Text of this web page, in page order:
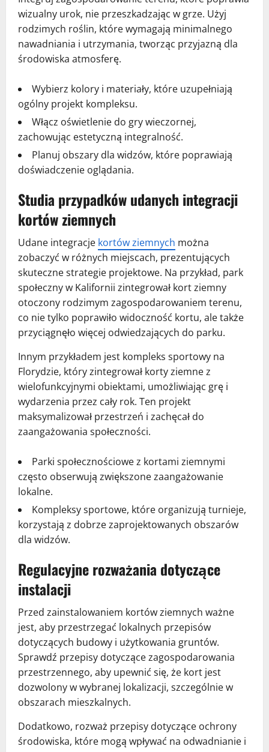
wizualny urok, nie przeszkadzając w grze. Użyj
rodzimych roślin, które wymagają minimalnego
nawadniania i utrzymania, tworząc przyjazną dla
środowiska atmosferę.
Wybierz kolory i materiały, które uzupełniają
ogólny projekt kompleksu.
Włącz oświetlenie do gry wieczornej,
zachowując estetyczną integralność.
Planuj obszary dla widzów, które poprawiają
doświadczenie oglądania.
Studia przypadków udanych integracji
kortów ziemnych
Udane integracje kortów ziemnych można
zobaczyć w różnych miejscach, prezentujących
skuteczne strategie projektowe. Na przykład, park
społeczny w Kalifornii zintegrował kort ziemny
otoczony rodzimym zagospodarowaniem terenu,
co nie tylko poprawiło widoczność kortu, ale także
przyciągnęło więcej odwiedzających do parku.
Innym przykładem jest kompleks sportowy na
Florydzie, który zintegrował korty ziemne z
wielofunkcyjnymi obiektami, umożliwiając grę i
wydarzenia przez cały rok. Ten projekt
maksymalizował przestrzeń i zachęcał do
zaangażowania społeczności.
Parki społecznościowe z kortami ziemnymi
często obserwują zwiększone zaangażowanie
lokalne.
Kompleksy sportowe, które organizują turnieje,
korzystają z dobrze zaprojektowanych obszarów
dla widzów.
Regulacyjne rozważania dotyczące
instalacji
Przed zainstalowaniem kortów ziemnych ważne
jest, aby przestrzegać lokalnych przepisów
dotyczących budowy i użytkowania gruntów.
Sprawdź przepisy dotyczące zagospodarowania
przestrzennego, aby upewnić się, że kort jest
dozwolony w wybranej lokalizacji, szczególnie w
obszarach mieszkalnych.
Dodatkowo, rozważ przepisy dotyczące ochrony
środowiska, które mogą wpływać na odwadnianie i